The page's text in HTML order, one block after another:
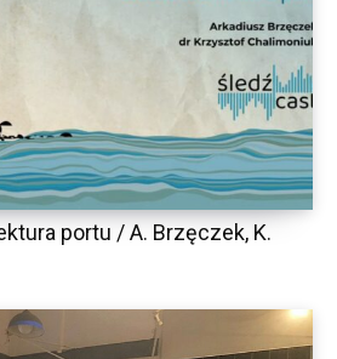
portu / A. Brzęczek, K.